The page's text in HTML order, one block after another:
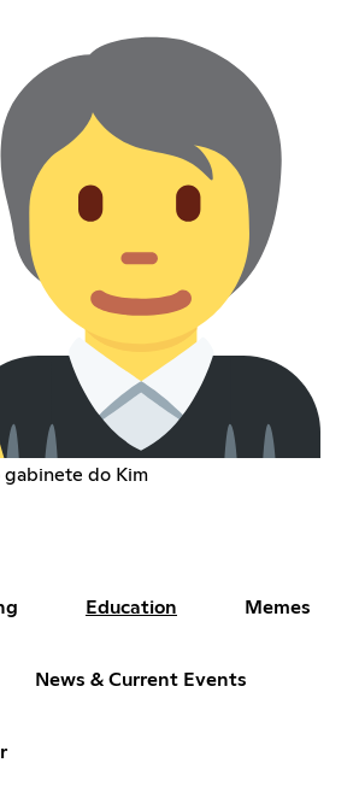
gabinete do Kim
Education Memes
News & Current Events